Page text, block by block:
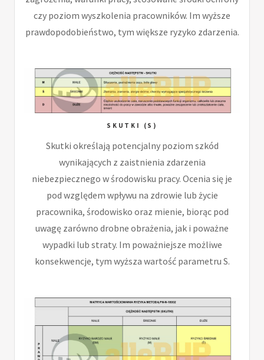
czy poziom wyszkolenia pracowników. Im wyższe
prawdopodobieństwo, tym większe ryzyko zdarzenia.
SKUTKI (S)
Skutki określają potencjalny poziom szkód
wynikających z zaistnienia zdarzenia
niebezpiecznego w środowisku pracy. Ocenia się je
pod względem wpływu na zdrowie lub życie
pracownika, środowisko oraz mienie, biorąc pod
uwagę zarówno drobne obrażenia, jak i poważne
wypadki lub straty. Im poważniejsze możliwe
konsekwencje, tym wyższa wartość parametru S.